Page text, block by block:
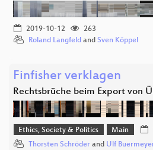
2019-10-12
263
Roland Langfeld and Sven Köppel
Finfisher verklagen
Rechtsbrüche beim Export von
Ethics, Society & Politics Main
Thorsten Schröder and Ulf